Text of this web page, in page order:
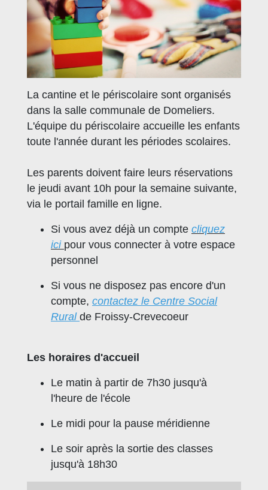
La cantine et le périscolaire sont organisés
dans la salle communale de Domeliers.
L'équipe du périscolaire accueille les enfants
toute l'année durant les périodes scolaires.
Les parents doivent faire leurs réservations
le jeudi avant 10h pour la semaine suivante,
via le portail famille en ligne.
Si vous avez déjà un compte cliquez
ici pour vous connecter à votre espace
personnel
Si vous ne disposez pas encore d'un
compte, contactez le Centre Social
Rural de Froissy-Crevecoeur
Les horaires d'accueil
Le matin à partir de 7h30 jusqu'à
l'heure de l'école
Le midi pour la pause méridienne
Le soir après la sortie des classes
jusqu'à 18h30